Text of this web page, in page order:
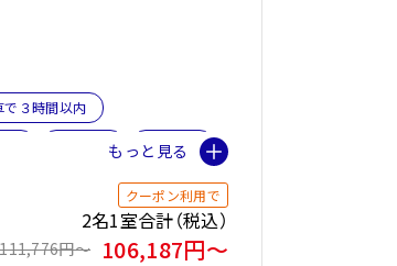
３時間以内
#女子旅
#暖炉
クーポン利用で
2名1室合計（税込）
111,776円〜 106,187円〜